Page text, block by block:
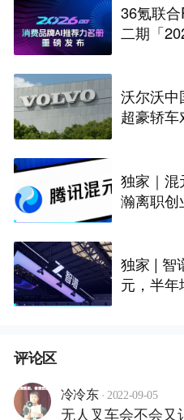
36氪联
二期「
沃尔沃
超豪轿
独家｜混
瀚离职创
独家 | 智
元，半
评论区
冷冷东 · 2022-09-05
无人叉车会不会又